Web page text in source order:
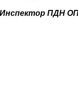
Инспектор ПДН ОП